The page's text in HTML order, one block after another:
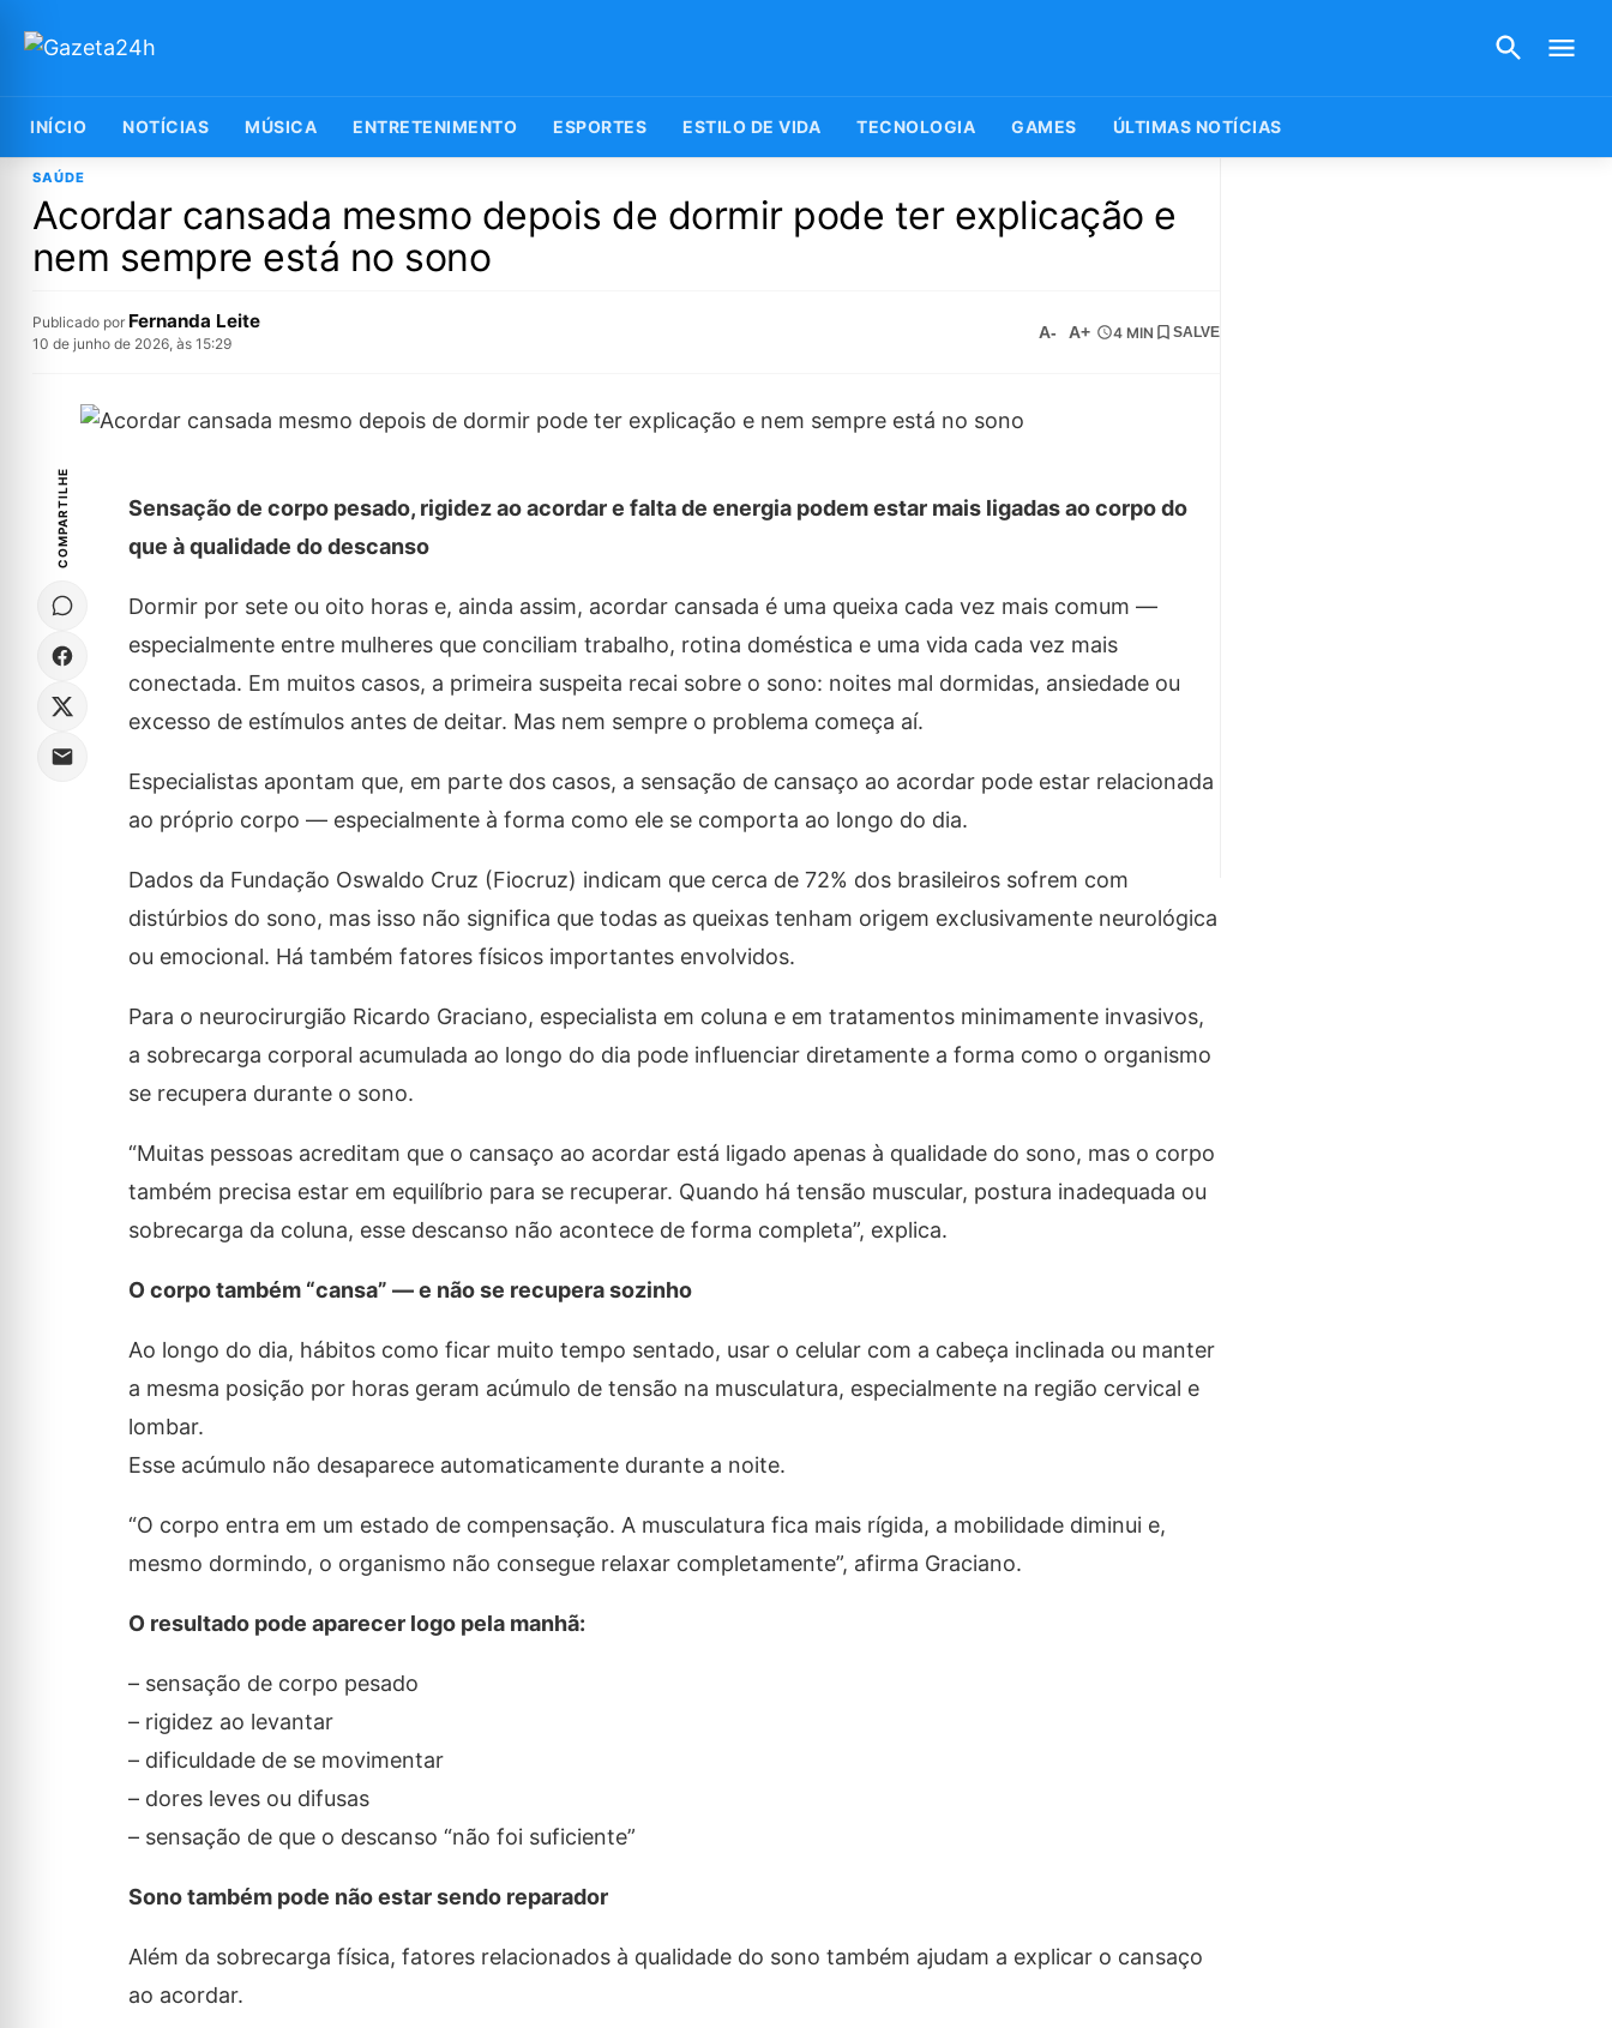
INÍCIO NOTÍCIAS MÚSICA ENTRETENIMENTO ESPORTES ESTILO DE VIDA TECNOLOGIA GAMES ÚLTIMAS NOTÍCIAS
SAÚDE
Acordar cansada mesmo depois de dormir pode ter explicação e
nem sempre está no sono
Publicado por Fernanda Leite
10 de junho de 2026, às 15:29
A- A+ 4 MIN SALVE
COMPARTILHE
Sensação de corpo pesado, rigidez ao acordar e falta de energia podem estar mais ligadas ao corpo do
que à qualidade do descanso
Dormir por sete ou oito horas e, ainda assim, acordar cansada é uma queixa cada vez mais comum —
especialmente entre mulheres que conciliam trabalho, rotina doméstica e uma vida cada vez mais
conectada. Em muitos casos, a primeira suspeita recai sobre o sono: noites mal dormidas, ansiedade ou
excesso de estímulos antes de deitar. Mas nem sempre o problema começa aí.
Especialistas apontam que, em parte dos casos, a sensação de cansaço ao acordar pode estar relacionada
ao próprio corpo — especialmente à forma como ele se comporta ao longo do dia.
Dados da Fundação Oswaldo Cruz (Fiocruz) indicam que cerca de 72% dos brasileiros sofrem com
distúrbios do sono, mas isso não significa que todas as queixas tenham origem exclusivamente neurológica
ou emocional. Há também fatores físicos importantes envolvidos.
Para o neurocirurgião Ricardo Graciano, especialista em coluna e em tratamentos minimamente invasivos,
a sobrecarga corporal acumulada ao longo do dia pode influenciar diretamente a forma como o organismo
se recupera durante o sono.
“Muitas pessoas acreditam que o cansaço ao acordar está ligado apenas à qualidade do sono, mas o corpo
também precisa estar em equilíbrio para se recuperar. Quando há tensão muscular, postura inadequada ou
sobrecarga da coluna, esse descanso não acontece de forma completa”, explica.
O corpo também “cansa” — e não se recupera sozinho
Ao longo do dia, hábitos como ficar muito tempo sentado, usar o celular com a cabeça inclinada ou manter
a mesma posição por horas geram acúmulo de tensão na musculatura, especialmente na região cervical e
lombar.
Esse acúmulo não desaparece automaticamente durante a noite.
“O corpo entra em um estado de compensação. A musculatura fica mais rígida, a mobilidade diminui e,
mesmo dormindo, o organismo não consegue relaxar completamente”, afirma Graciano.
O resultado pode aparecer logo pela manhã:
– sensação de corpo pesado
– rigidez ao levantar
– dificuldade de se movimentar
– dores leves ou difusas
– sensação de que o descanso “não foi suficiente”
Sono também pode não estar sendo reparador
Além da sobrecarga física, fatores relacionados à qualidade do sono também ajudam a explicar o cansaço
ao acordar.